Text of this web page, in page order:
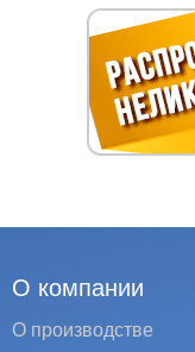
О компании
О производстве